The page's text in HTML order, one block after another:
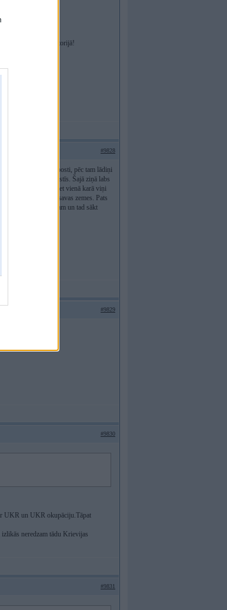
Latgali.
Baltijā, ne savā teritorijā!
#9828
to gribot negribot posti, pēc tam lādiņi
karot tuvējās valstīs. Šajā ziņā labs
Portugālē, bet vienā karā viņi
aizstavēt ne uz savas zemes. Pats
Gaidīt līdz pēdējam un tad sākt
#9829
#9830
UKR un UKR okupāciju.Tāpat
neredzam tādu Krievijas
#9831